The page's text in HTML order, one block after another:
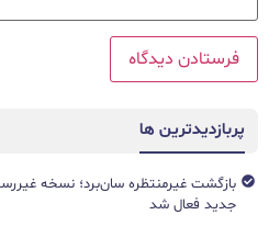
پربازدیدترین ها
بازگشت غیرمنتظره سان‌برد؛ نسخه
جدید فعال شد